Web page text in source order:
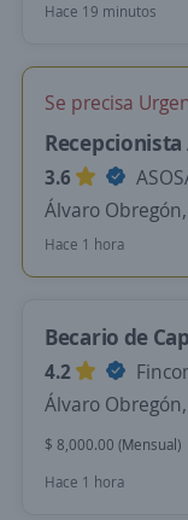
Hace 19 minutos
Se precisa
3.6
Álvaro
Hace 1 hora
Becario de
4.2
Álvaro
$ 8,000.00 (Mensual)
Hace 1 hora